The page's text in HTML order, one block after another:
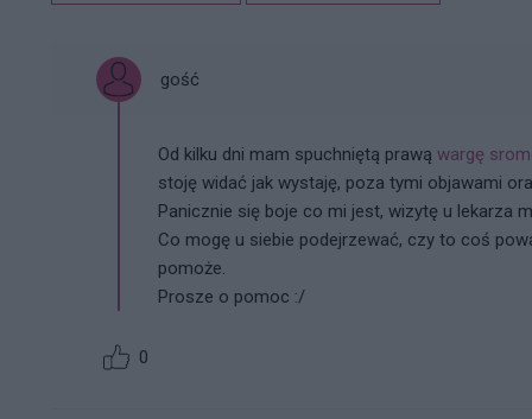
gość
Od kilku dni mam spuchniętą prawą wargę
stoję widać jak wystaję, poza tymi objawami
Panicznie się boje co mi jest, wizytę u lekarza
Co mogę u siebie podejrzewać, czy to coś
pomoże.
Prosze o pomoc :/
0